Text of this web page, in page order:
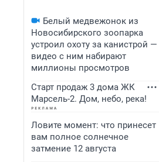
Белый медвежонок из
Новосибирского зоопарка
устроил охоту за канистрой —
видео с ним набирают
миллионы просмотров
Старт продаж 3 дома ЖК
Марсель-2. Дом, небо, река!
Ловите момент: что принесет
вам полное солнечное
затмение 12 августа